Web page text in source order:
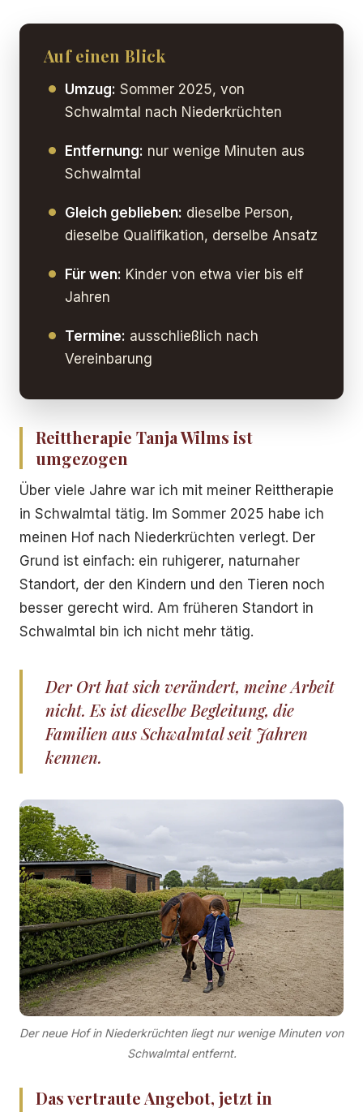
Auf einen Blick
Umzug: Sommer 2025, von
Schwalmtal nach Niederkrüchten
Entfernung: nur wenige Minuten aus
Schwalmtal
Gleich geblieben: dieselbe Person,
dieselbe Qualifikation, derselbe Ansatz
Für wen: Kinder von etwa vier bis elf
Jahren
Termine: ausschließlich nach
Vereinbarung
Reittherapie Tanja Wilms ist
umgezogen
Über viele Jahre war ich mit meiner Reittherapie
in Schwalmtal tätig. Im Sommer 2025 habe ich
meinen Hof nach Niederkrüchten verlegt. Der
Grund ist einfach: ein ruhigerer, naturnaher
Standort, der den Kindern und den Tieren noch
besser gerecht wird. Am früheren Standort in
Schwalmtal bin ich nicht mehr tätig.
Der Ort hat sich verändert, meine Arbeit
nicht. Es ist dieselbe Begleitung, die
Familien aus Schwalmtal seit Jahren
kennen.
Der neue Hof in Niederkrüchten liegt nur wenige Minuten von
Schwalmtal entfernt.
Das vertraute Angebot, jetzt in